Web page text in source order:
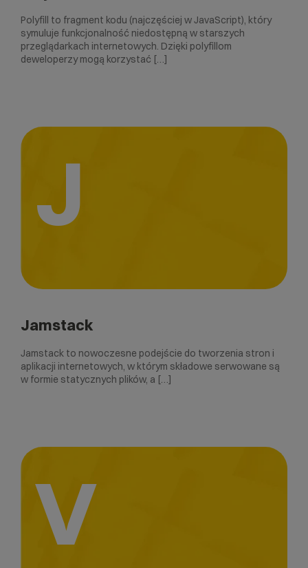
Polyfill to fragment kodu (najczęściej w JavaScript), który
symuluje funkcjonalność niedostępną w starszych
przeglądarkach internetowych. Dzięki polyfillom
deweloperzy mogą korzystać […]
J
Jamstack
Jamstack to nowoczesne podejście do tworzenia stron i
aplikacji internetowych, w którym składowe serwowane są
w formie statycznych plików, a […]
V